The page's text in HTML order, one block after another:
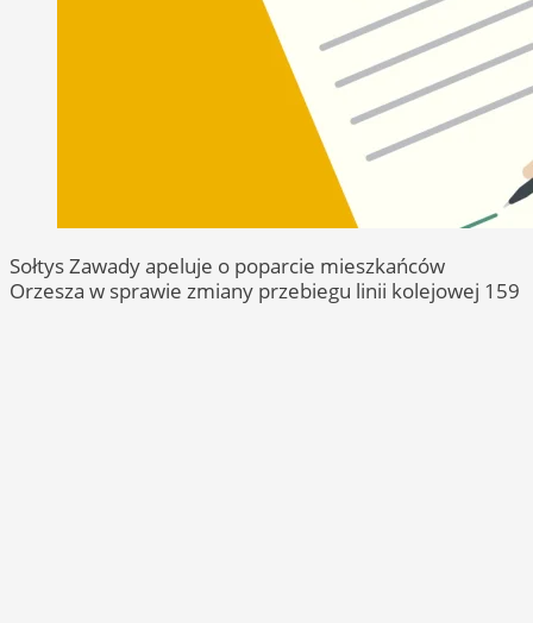
Sołtys Zawady apeluje o poparcie mieszkańców
Orzesza w sprawie zmiany przebiegu linii kolejowej 159